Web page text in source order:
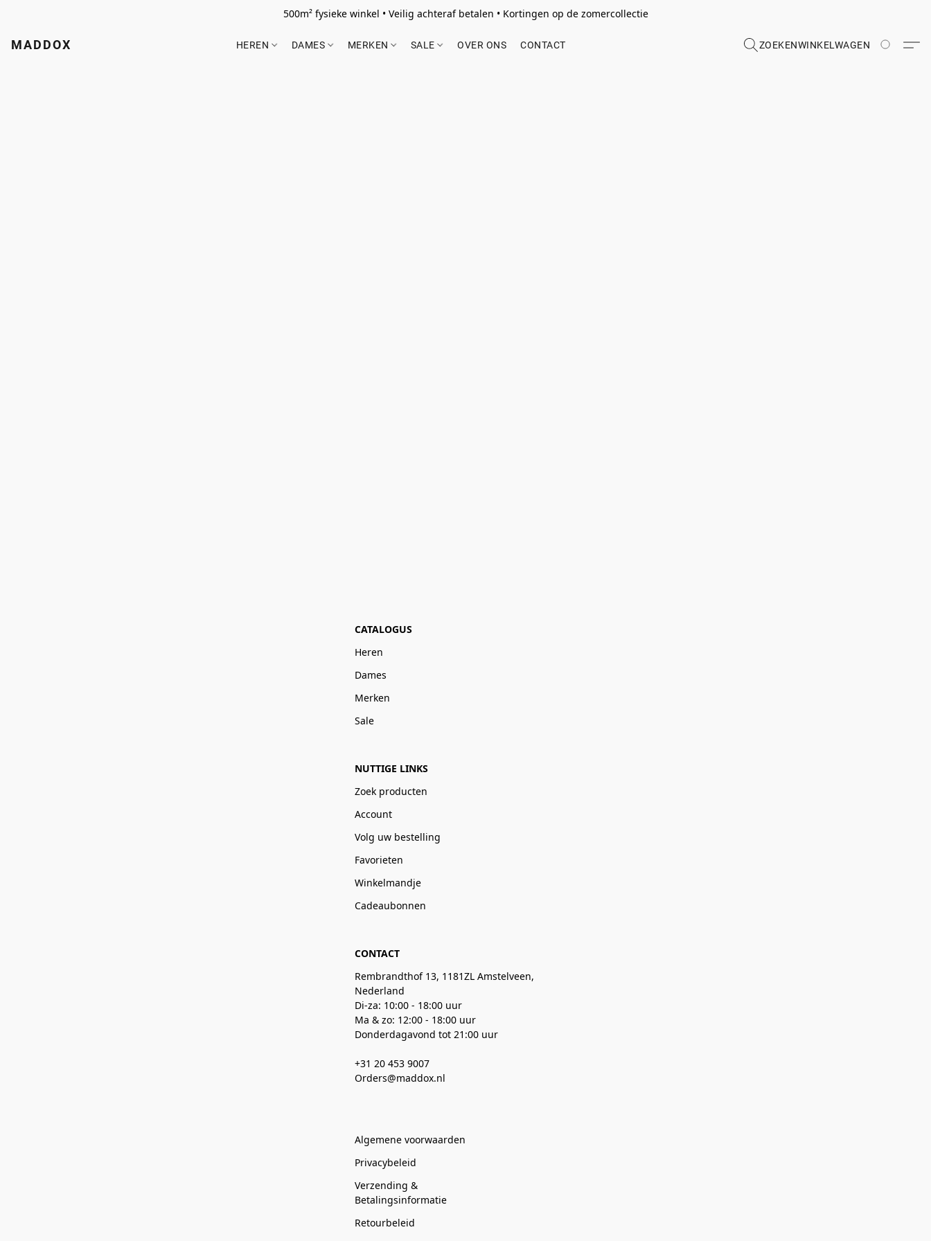
500m² fysieke winkel • Veilig achteraf betalen • Kortingen op de zomercollectie
MADDOX HEREN DAMES MERKEN SALE OVER ONS CONTACT ZOEKENWINKELWAGEN
CATALOGUS
Heren
Dames
Merken
Sale
NUTTIGE LINKS
Zoek producten
Account
Volg uw bestelling
Favorieten
Winkelmandje
Cadeaubonnen
CONTACT
Rembrandthof 13, 1181ZL Amstelveen,
Nederland
Di-za: 10:00 - 18:00 uur
Ma & zo: 12:00 - 18:00 uur
Donderdagavond tot 21:00 uur
+31 20 453 9007
Orders@maddox.nl
Algemene voorwaarden
Privacybeleid
Verzending &
Betalingsinformatie
Retourbeleid